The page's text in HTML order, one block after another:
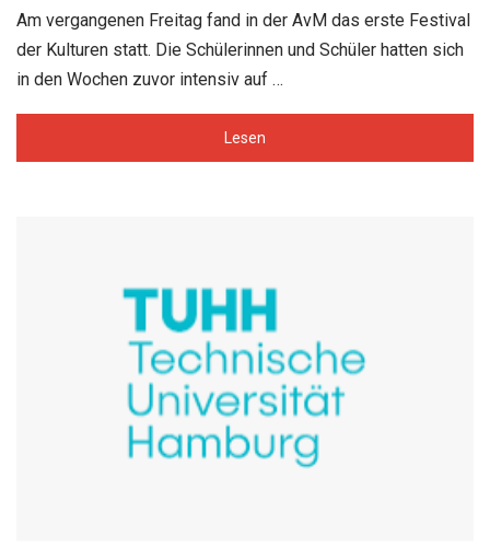
Am vergangenen Freitag fand in der AvM das erste Festival
der Kulturen statt. Die Schülerinnen und Schüler hatten sich
in den Wochen zuvor intensiv auf …
Lesen